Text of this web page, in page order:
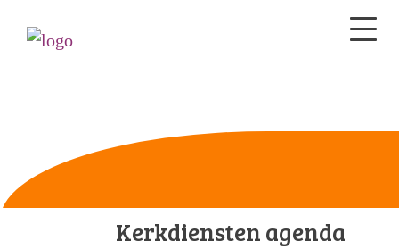
Kerkdiensten agenda